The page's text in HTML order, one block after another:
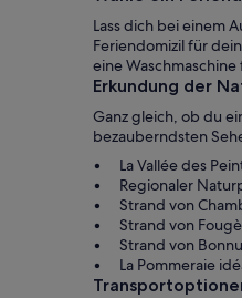
Lass dich bei einem
Feriendomizil für
eine
Erkundung der
Ganz gleich, ob du
bezauberndsten
La Vallée des
Regionaler
Strand von
Strand von
Strand von
La Pommeraie